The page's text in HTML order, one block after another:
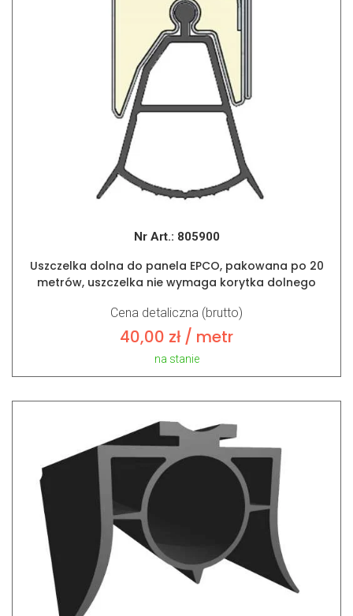
Nr Art.: 805900
Uszczelka dolna do panela EPCO, pakowana po 20
metrów, uszczelka nie wymaga korytka dolnego
Cena detaliczna (brutto)
40,00 zł / metr
na stanie